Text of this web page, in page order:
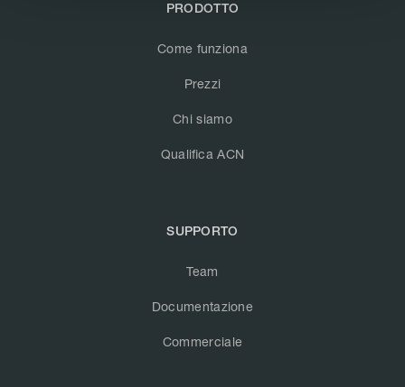
PRODOTTO
Come funziona
Prezzi
Chi siamo
Qualifica ACN
SUPPORTO
Team
Documentazione
Commerciale